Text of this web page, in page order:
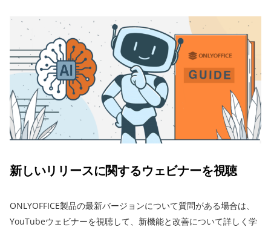
新しいリリースに関するウェビナーを視聴
ONLYOFFICE製品の最新バージョンについて質問がある場合は、
YouTubeウェビナーを視聴して、新機能と改善について詳しく学